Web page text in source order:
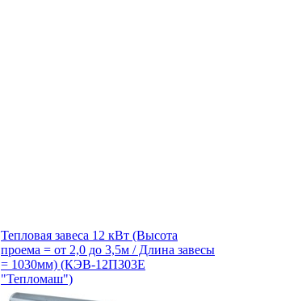
Тепловая завеса 12 кВт (Высота
проема = от 2,0 до 3,5м / Длина завесы
= 1030мм) (КЭВ-12П303Е
"Тепломаш")